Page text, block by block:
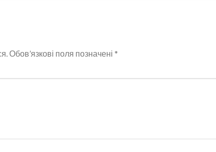
Обов’язкові поля позначені *